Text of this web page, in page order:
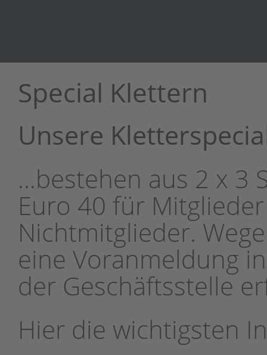
Special Klettern
Unsere
...bestehen aus 2 x 3
Euro 40 für
Nichtmitglieder.
eine Voranmeldung in
der Geschäftsstelle
Hier die wichtigsten